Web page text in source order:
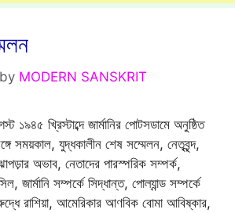
by MODERN SANSKRIT
খ্রিস্টাব্দে জার্মানির পোটসডামে অনুষ্ঠিত
সময়কাল, যুদ্ধকালীন শেষ সম্মেলন, নেতৃবৃন্দ,
অভাব, নেতাদের পারস্পরিক সম্পর্ক,
জার্মানি সম্পর্কে সিদ্ধান্ত, পোল্যান্ড সম্পর্কে
রাশিয়া, আমেরিকার আণবিক বোমা আবিষ্কার,